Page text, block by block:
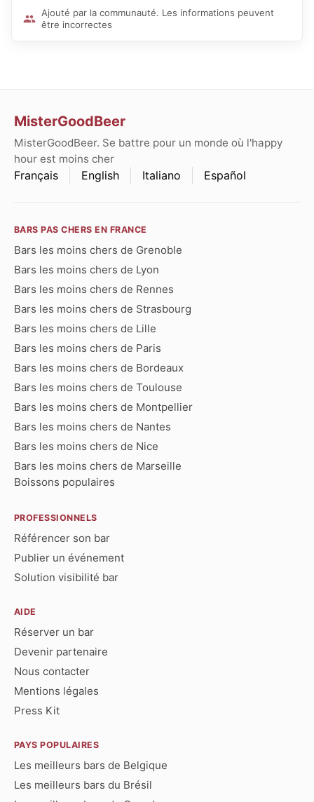
Ajouté par la communauté. Les informations peuvent
être incorrectes
MisterGoodBeer
MisterGoodBeer. Se battre pour un monde où l'happy
hour est moins cher
Français English Italiano Español
BARS PAS CHERS EN FRANCE
Bars les moins chers de Grenoble
Bars les moins chers de Lyon
Bars les moins chers de Rennes
Bars les moins chers de Strasbourg
Bars les moins chers de Lille
Bars les moins chers de Paris
Bars les moins chers de Bordeaux
Bars les moins chers de Toulouse
Bars les moins chers de Montpellier
Bars les moins chers de Nantes
Bars les moins chers de Nice
Bars les moins chers de Marseille
Boissons populaires
PROFESSIONNELS
Référencer son bar
Publier un événement
Solution visibilité bar
AIDE
Réserver un bar
Devenir partenaire
Nous contacter
Mentions légales
Press Kit
PAYS POPULAIRES
Les meilleurs bars de Belgique
Les meilleurs bars du Brésil